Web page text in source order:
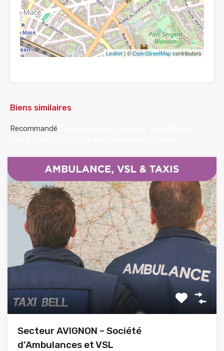
Leaflet | ©OpenStreetMapcontributors
Biens similaires
Recommandé
Secteur AVIGNON – Société
d’Ambulances et VSL